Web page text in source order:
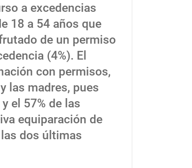
a excedencias
18 a 54 años que
de un permiso
(4%). El
con permisos,
las madres, pues
el 57% de las
equiparación de
dos últimas